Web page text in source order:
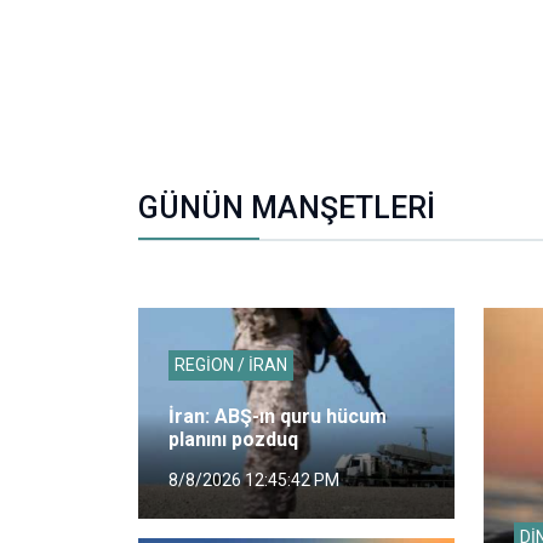
GÜNÜN MANŞETLERİ
REGİON / İRAN
İran: ABŞ-ın quru hücum
planını pozduq
8/8/2026 12:45:42 PM